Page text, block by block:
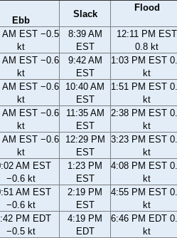
Ebb
Slack
Flood
AM EST −0.5
kt
8:39 AM
EST
12:11 PM EST
0.8 kt
AM EST −0.6
kt
9:42 AM
EST
1:03 PM EST
kt
AM EST −0.6
kt
10:40 AM
EST
1:51 PM EST
kt
AM EST −0.6
kt
11:35 AM
EST
2:38 PM EST
kt
AM EST −0.6
kt
12:29 PM
EST
3:23 PM EST
kt
AM EST
−0.6 kt
1:23 PM
EST
4:08 PM EST
kt
AM EST
−0.6 kt
2:19 PM
EST
4:55 PM EST
kt
PM EDT
−0.5 kt
4:19 PM
EDT
6:46 PM EDT
kt